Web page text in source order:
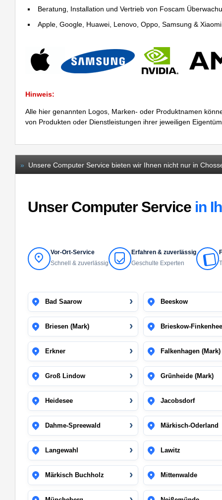
Beratung, Installation und Vertrieb von Foscam
Apple, Google, Huawei, Lenovo, Oppo, Samsung &
Hinweis:
Alle hier genannten Logos, Marken- oder Produktnamen
von Produkten oder Dienstleistungen ihrer jeweiligen
» Unsere Computer Service bieten wir Ihnen nicht nur in
Unser Computer Service in
Vor-Ort-Service
Schnell & zuverlässig
Erfahren & zuverlässig
Geschulte Experten
Bad Saarow Beeskow
Briesen (Mark) Brieskow-
Erkner Falkenhagen (Mark)
Groß Lindow Grünheide (Mark)
Heidesee Jacobsdorf
Dahme-Spreewald Märkisch-Oderland
Langewahl Lawitz
Märkisch Buchholz Mittenwalde